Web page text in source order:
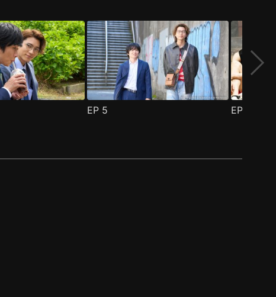
EP 5 EP